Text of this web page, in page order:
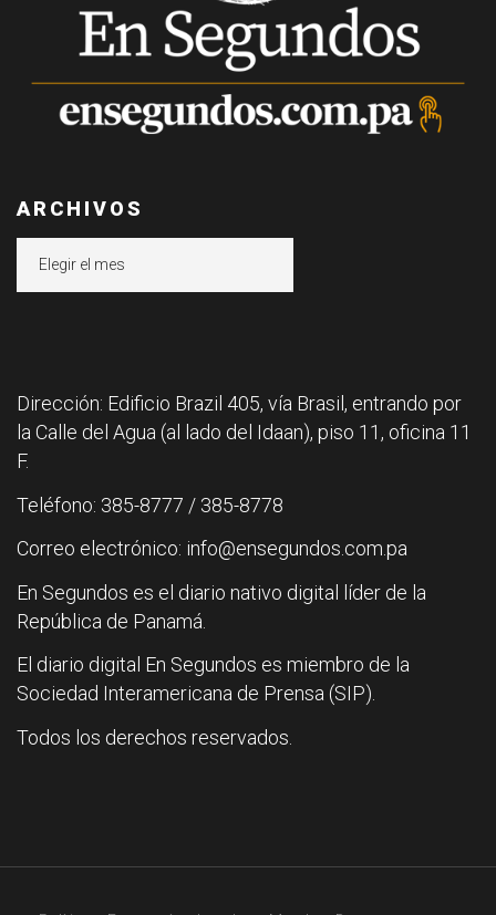
ARCHIVOS
Dirección: Edificio Brazil 405, vía Brasil, entrando por
la Calle del Agua (al lado del Idaan), piso 11, oficina 11
F.
Teléfono: 385-8777 / 385-8778
Correo electrónico: info@ensegundos.com.pa
En Segundos es el diario nativo digital líder de la
República de Panamá.
El diario digital En Segundos es miembro de la
Sociedad Interamericana de Prensa (SIP).
Todos los derechos reservados.